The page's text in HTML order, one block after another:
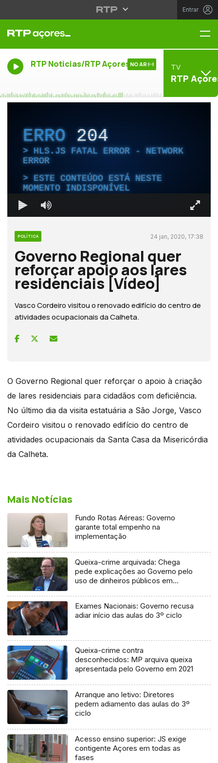
Entrar
RTP Noticias/RTP Açores NO AR TV
RTP
ERRO204
HLS.JS FATAL ERROR - NETWORK
ERROR
ESTE CONTEÚDO ESTÁ NESTE
MOMENTO INDISPONÍVEL
POLÍTICA 24 jan, 2020, 17:38
Governo Regional quer
reforçar apoio aos lares
residenciais [Vídeo]
Vasco Cordeiro visitou o renovado edifício do centro de
atividades ocupacionais da Calheta.
O Governo Regional quer reforçar o apoio à criação
de lares residenciais para cidadãos com deficiência.
No último dia da visita estatuária a São Jorge, Vasco
Cordeiro visitou o renovado edifício do centro de
atividades ocupacionais da Santa Casa da Misericórdia
da Calheta.
Mais Notícias
Fundo Rotas Aéreas: Governo
garante total empenho na
implementação
Queixa-crime arquivada: Chega
pede explicações ao Governo pelo
uso de dinheiros públicos em
Exames Nacionais: Governo recusa
adiar início das aulas do 3º ciclo
Queixa-crime contra
desconhecidos: MP arquiva queixa
apresentada pelo Governo em 2021
Arranque ano letivo: Diretores
pedem adiamento das aulas do 3º
ciclo
Acesso ensino superior: JS exige
contigente Açores em todas as
fases